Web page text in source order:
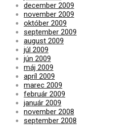
december 2009
november 2009
október 2009
september 2009
august 2009
júl 2009
jún 2009
máj 2009
apríl 2009
marec 2009
február 2009
január 2009
november 2008
september 2008